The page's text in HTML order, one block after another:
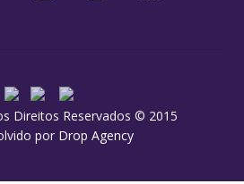
Direitos Reservados © 2015
por Drop Agency